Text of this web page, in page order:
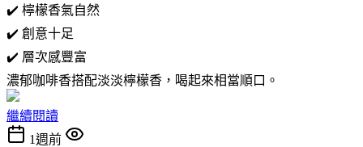
✔️ 檸檬香氣自然
✔️ 創意十足
✔️ 層次感豐富
濃郁咖啡香搭配淡淡檸檬香，喝起來相當順口。
繼續閱讀
1週前